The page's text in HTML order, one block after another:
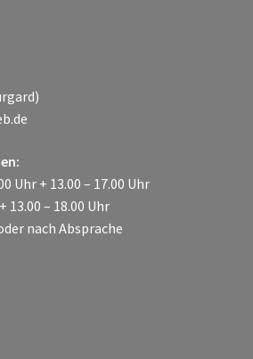
Uhr + 13.00 – 17.00 Uhr
13.00 – 18.00 Uhr
nach Absprache